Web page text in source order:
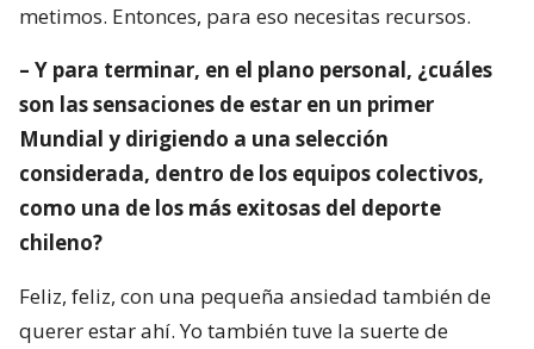
metimos. Entonces, para eso necesitas recursos.
– Y para terminar, en el plano personal, ¿cuáles
son las sensaciones de estar en un primer
Mundial y dirigiendo a una selección
considerada, dentro de los equipos colectivos,
como una de los más exitosas del deporte
chileno?
Feliz, feliz, con una pequeña ansiedad también de
querer estar ahí. Yo también tuve la suerte de